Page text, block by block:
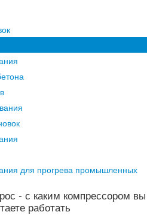
для прогрева промышленных
- с каким компрессором вы
работать